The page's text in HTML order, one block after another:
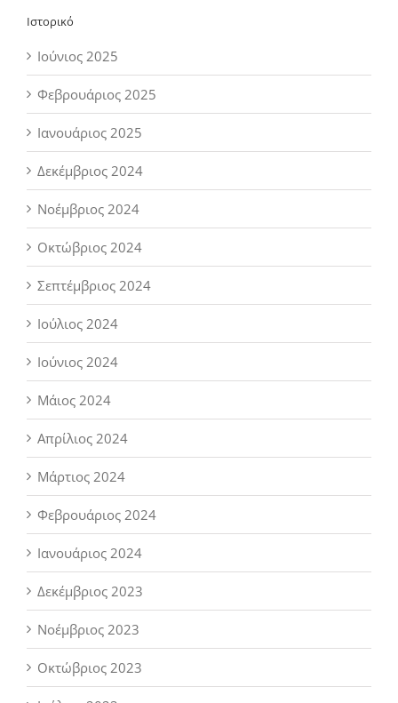
Ιστορικό
Ιούνιος 2025
Φεβρουάριος 2025
Ιανουάριος 2025
Δεκέμβριος 2024
Νοέμβριος 2024
Οκτώβριος 2024
Σεπτέμβριος 2024
Ιούλιος 2024
Ιούνιος 2024
Μάιος 2024
Απρίλιος 2024
Μάρτιος 2024
Φεβρουάριος 2024
Ιανουάριος 2024
Δεκέμβριος 2023
Νοέμβριος 2023
Οκτώβριος 2023